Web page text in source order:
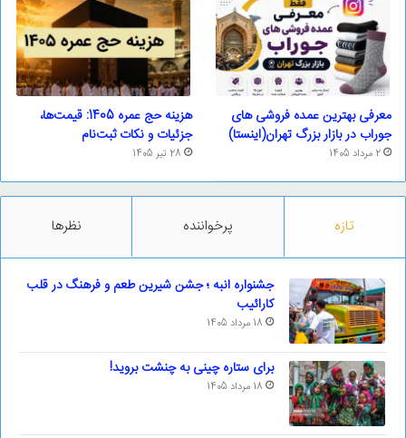
معرفی بهترین عمده فروشی های
جوراب در بازار بزرگ تهران(اینستا)
2 مرداد 1405
هزینه حج عمره 1405: قیمت‌ها،
جزئیات و نکات ثبت‌نام
28 تیر 1405
تازه پرخواننده نظرها
جشنواره انبه ؛ جشن شیرین طعم و فرهنگ در قلب
کارائیب
18 مرداد 1405
برای ستاره چینی به چنشت بروید!
18 مرداد 1405